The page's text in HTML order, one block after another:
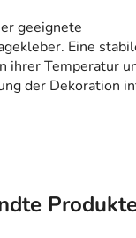
geeignete
Eine
ihrer Temperatur
der Dekoration